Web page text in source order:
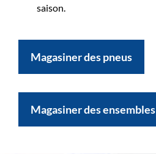
saison.
Magasiner des pneus
Magasiner des ensembles